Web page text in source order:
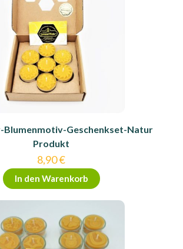
Blumenmotiv-Geschenkset-Natur
Produkt
8,90€
In den Warenkorb